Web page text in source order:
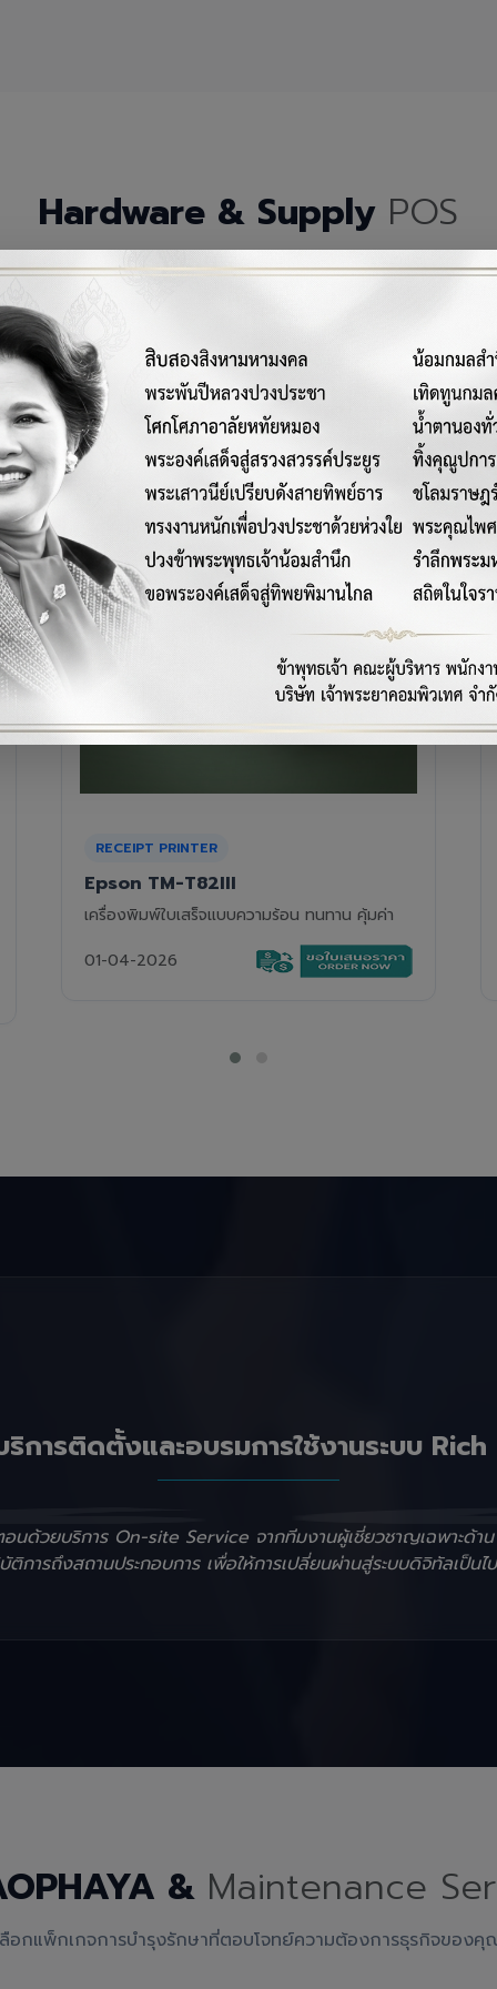
Hardware & Supply POS
ณ์เครื่องมือฮาร์ดแวร์และวัสดุสิ้นเปลืองคุณภาพสูงสำหรับระบบ
RECEIPT PRINTER
Epson TM-T88VII
เครื่องพิมพ์ใบเสร็จความร้อนรุ่นท็อป ความเร็วสูง
01-04-2026
ริการติดตั้งและอบรมการใช้งานระบบ Rich
อนด้วยบริการ On-site Service จากทีมงานผู้เชี่ยวชาญเฉพาะด้า
การถึงสถานประกอบการ เพื่อให้การเปลี่ยนผ่านสู่ระบบดิจิทัลเป็นไ
& Maintenance
อกแพ็กเกจการบำรุงรักษาที่ตอบโจทย์ความต้องการธุรกิจของ